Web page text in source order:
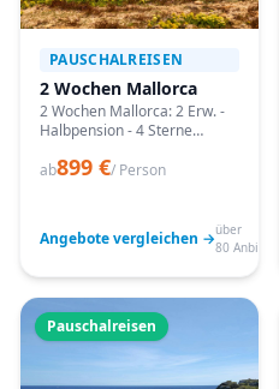
PAUSCHALREISEN
2 Wochen Mallorca
2 Wochen Mallorca: 2 Erw. -
Halbpension - 4 Sterne
passende Termine prüfen
ab899 €/ Person
Angebote vergleichen →über
80 Anbieter
Pauschalreisen